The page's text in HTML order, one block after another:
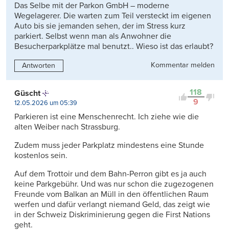
Das Selbe mit der Parkon GmbH – moderne
Wegelagerer. Die warten zum Teil versteckt im eigenen
Auto bis sie jemanden sehen, der im Stress kurz
parkiert. Selbst wenn man als Anwohner die
Besucherparkplätze mal benutzt.. Wieso ist das erlaubt?
Antworten Kommentar melden
118
9
Güscht
12.05.2026 um 05:39
Parkieren ist eine Menschenrecht. Ich ziehe wie die
alten Weiber nach Strassburg.
Zudem muss jeder Parkplatz mindestens eine Stunde
kostenlos sein.
Auf dem Trottoir und dem Bahn-Perron gibt es ja auch
keine Parkgebühr. Und was nur schon die zugezogenen
Freunde vom Balkan an Müll in den öffentlichen Raum
werfen und dafür verlangt niemand Geld, das zeigt wie
in der Schweiz Diskriminierung gegen die First Nations
geht.